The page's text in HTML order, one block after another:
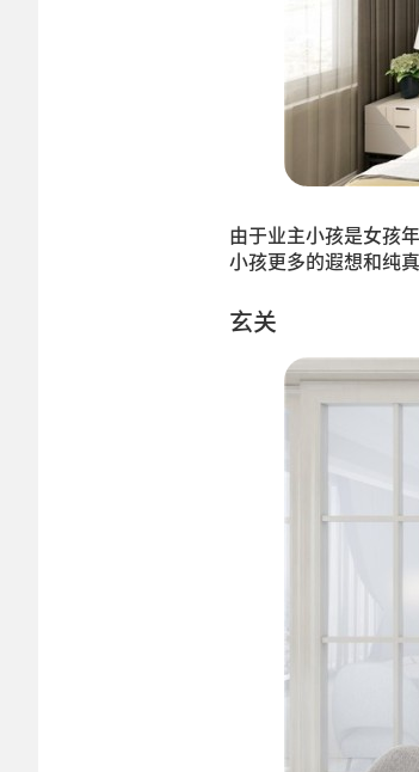
由于业主小孩是女孩
小孩更多的遐想和纯
玄关